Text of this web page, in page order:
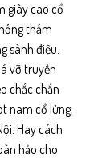
giày cao cổ
thấm
sành điệu.
vỡ truyền
chắc chắn
nam cổ lửng,
Hay cách
hảo cho